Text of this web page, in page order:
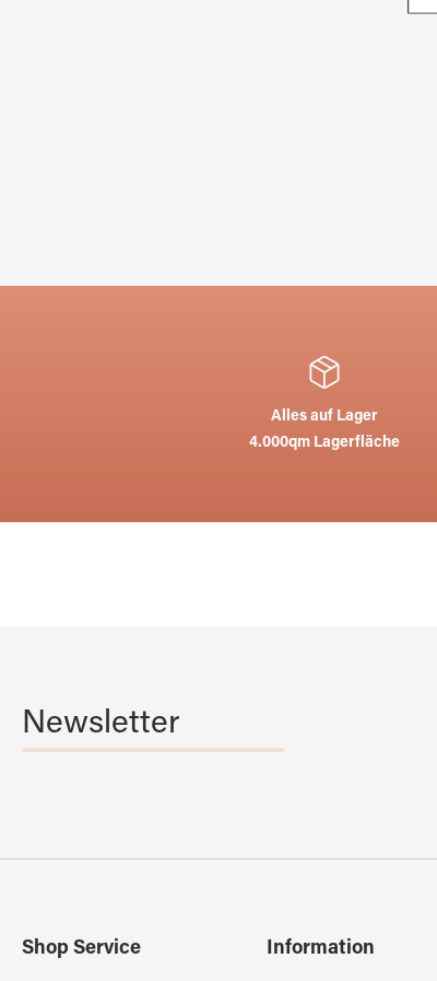
Alles auf Lager
4.000qm Lagerfläche
Newsletter
Shop Service Information